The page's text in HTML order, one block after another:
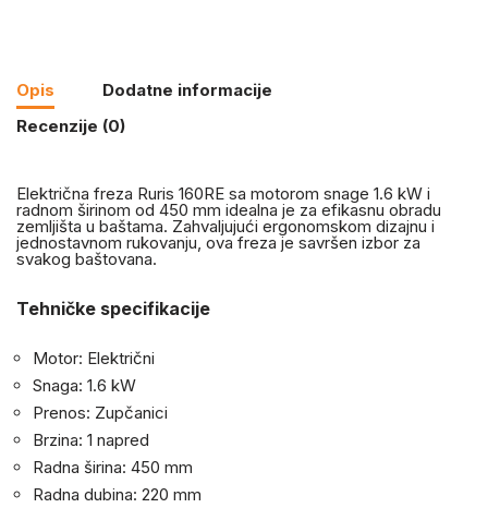
Opis
Dodatne informacije
Recenzije (0)
Električna freza Ruris 160RE sa motorom snage 1.6 kW i
radnom širinom od 450 mm idealna je za efikasnu obradu
zemljišta u baštama. Zahvaljujući ergonomskom dizajnu i
jednostavnom rukovanju, ova freza je savršen izbor za
svakog baštovana.
Tehničke specifikacije
Motor: Električni
Snaga: 1.6 kW
Prenos: Zupčanici
Brzina: 1 napred
Radna širina: 450 mm
Radna dubina: 220 mm